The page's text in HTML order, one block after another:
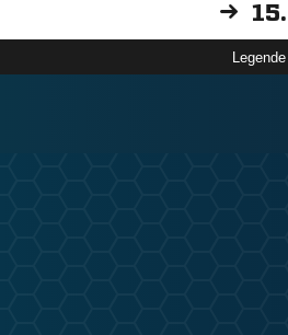
15.
Legende